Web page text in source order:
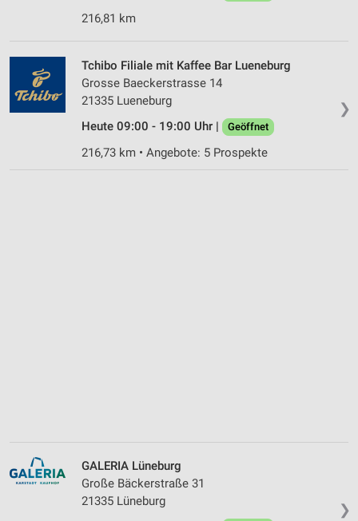
216,81 km
❯
Tchibo Filiale mit Kaffee Bar Lueneburg
Grosse Baeckerstrasse 14
21335 Lueneburg
Heute 09:00 - 19:00 Uhr |
Geöffnet
216,73 km • Angebote: 5 Prospekte
❯
GALERIA Lüneburg
Große Bäckerstraße 31
21335 Lüneburg